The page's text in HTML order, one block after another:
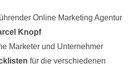
Online Marketing Agentur
Knopf
Marketer und Unternehmer
für die verschiedenen